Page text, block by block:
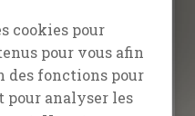
d’évangélisation
– 28 mars 2027
cookies pour
pour vous afin
des fonctions pour
pour analyser les